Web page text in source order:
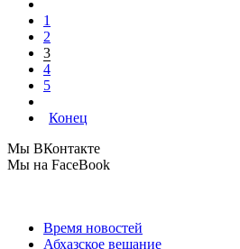
1
2
3
4
5
Конец
Мы ВКонтакте
Мы на FaceBook
Время новостей
Абхазское вещание